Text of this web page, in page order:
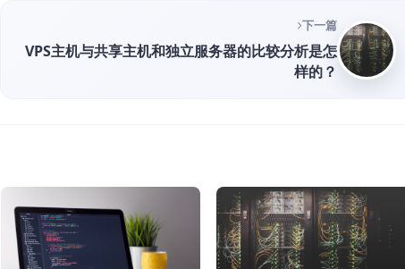
下一篇
VPS主机与共享主机和独立服务器的比较分析是怎
样的？